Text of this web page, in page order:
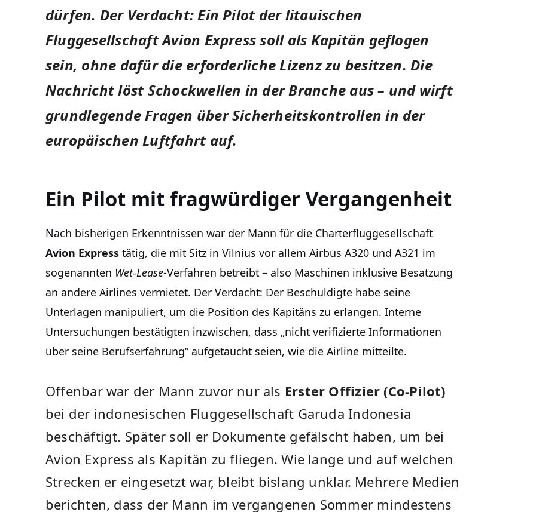
dürfen. Der Verdacht: Ein Pilot der litauischen
Fluggesellschaft Avion Express soll als Kapitän geflogen
sein, ohne dafür die erforderliche Lizenz zu besitzen. Die
Nachricht löst Schockwellen in der Branche aus – und wirft
grundlegende Fragen über Sicherheitskontrollen in der
europäischen Luftfahrt auf.
Ein Pilot mit fragwürdiger Vergangenheit
Nach bisherigen Erkenntnissen war der Mann für die Charterfluggesellschaft
Avion Express tätig, die mit Sitz in Vilnius vor allem Airbus A320 und A321 im
sogenannten Wet-Lease-Verfahren betreibt – also Maschinen inklusive Besatzung
an andere Airlines vermietet. Der Verdacht: Der Beschuldigte habe seine
Unterlagen manipuliert, um die Position des Kapitäns zu erlangen. Interne
Untersuchungen bestätigten inzwischen, dass „nicht verifizierte Informationen
über seine Berufserfahrung“ aufgetaucht seien, wie die Airline mitteilte.
Offenbar war der Mann zuvor nur als Erster Offizier (Co-Pilot)
bei der indonesischen Fluggesellschaft Garuda Indonesia
beschäftigt. Später soll er Dokumente gefälscht haben, um bei
Avion Express als Kapitän zu fliegen. Wie lange und auf welchen
Strecken er eingesetzt war, bleibt bislang unklar. Mehrere Medien
berichten, dass der Mann im vergangenen Sommer mindestens